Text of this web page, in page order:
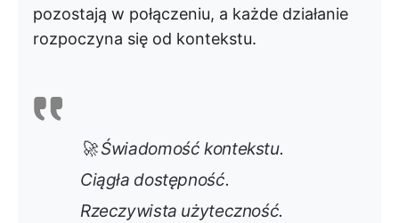
pozostają w połączeniu, a każde działanie
rozpoczyna się od kontekstu.
🚀Świadomość kontekstu.
Ciągła dostępność.
Rzeczywista użyteczność.